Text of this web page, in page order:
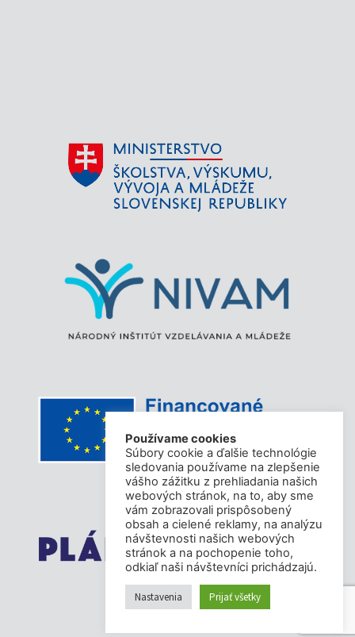
Používame cookies
Súbory cookie a ďalšie technológie
sledovania používame na zlepšenie
vášho zážitku z prehliadania našich
webových stránok, na to, aby sme
vám zobrazovali prispôsobený
obsah a cielené reklamy, na analýzu
návštevnosti našich webových
stránok a na pochopenie toho,
odkiaľ naši návštevníci prichádzajú.
Nastavenia Prijať všetky